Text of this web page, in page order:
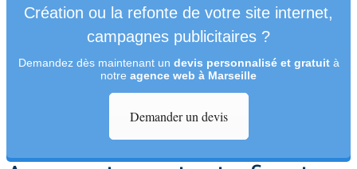
Création ou la refonte de votre site internet,
campagnes publicitaires ?
Demandez dès maintenant un devis personnalisé et gratuità
notre agence web à Marseille
Demander un devis